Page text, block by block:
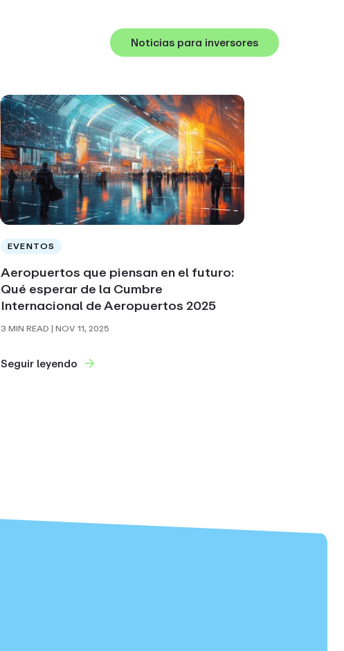
Noticias para inversores
EVENTOS
Aeropuertos que piensan en el futuro:
Qué esperar de la Cumbre
Internacional de Aeropuertos 2025
3 MIN READ | NOV 11, 2025
Seguir leyendo